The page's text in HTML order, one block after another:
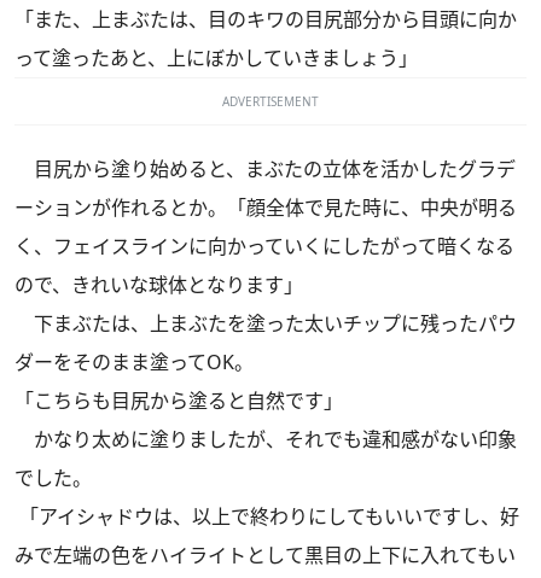
「また、上まぶたは、目のキワの目尻部分から目頭に向か
って塗ったあと、上にぼかしていきましょう」
ADVERTISEMENT
目尻から塗り始めると、まぶたの立体を活かしたグラデ
ーションが作れるとか。「顔全体で見た時に、中央が明る
く、フェイスラインに向かっていくにしたがって暗くなる
ので、きれいな球体となります」
下まぶたは、上まぶたを塗った太いチップに残ったパウ
ダーをそのまま塗ってOK。
「こちらも目尻から塗ると自然です」
かなり太めに塗りましたが、それでも違和感がない印象
でした。
「アイシャドウは、以上で終わりにしてもいいですし、好
みで左端の色をハイライトとして黒目の上下に入れてもい